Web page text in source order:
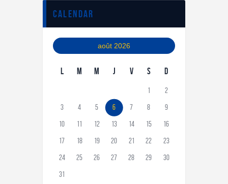
calendar
août 2026
L M M J V S D
1 2
3 4 5 6 7 8 9
10 11 12 13 14 15 16
17 18 19 20 21 22 23
24 25 26 27 28 29 30
31